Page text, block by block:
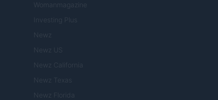
Womanmagazine
Investing Plus
Newz
Newz US
Newz California
Newz Texas
Newz Florida